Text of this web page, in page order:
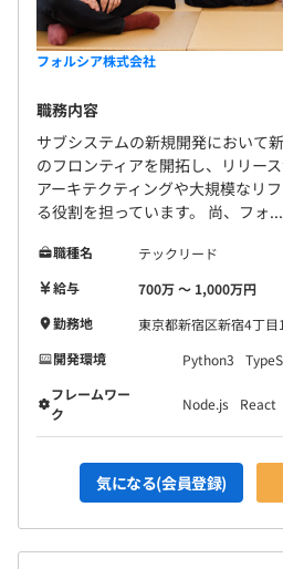
フォルシア株式会社
職務内容
サブシステムの新規開発において
のフロンティアを開拓し、リリー
アーキテクティングや大規模なリ
る役割を担っています。 尚、フォ...
職種名
テックリード
給与
700万 〜 1,000万円
勤務地
東京都新宿区新宿4丁目
開発環境
Python3
フレームワー
ク
Node.js React
気になる(会員登録)